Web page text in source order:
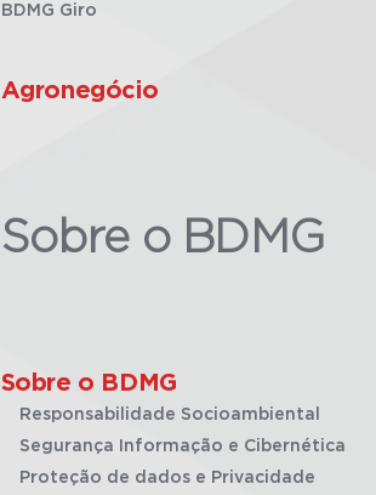
BDMG Giro
Agronegócio
Sobre o BDMG
Sobre o BDMG
Responsabilidade Socioambiental
Segurança Informação e Cibernética
Proteção de dados e Privacidade